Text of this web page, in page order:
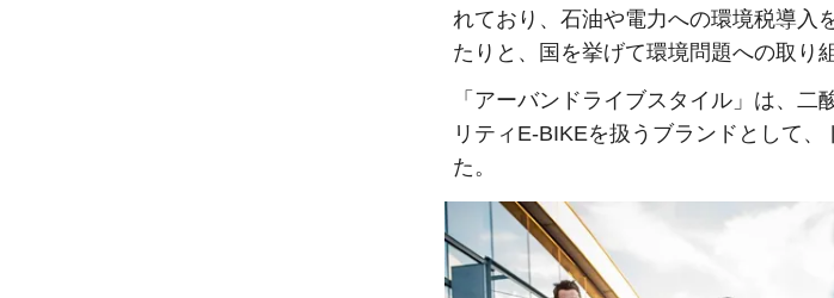
れており、石油や電力への環境税導入
たりと、国を挙げて環境問題への取り
「アーバンドライブスタイル」は、
リティE-BIKEを扱うブランドとして
た。